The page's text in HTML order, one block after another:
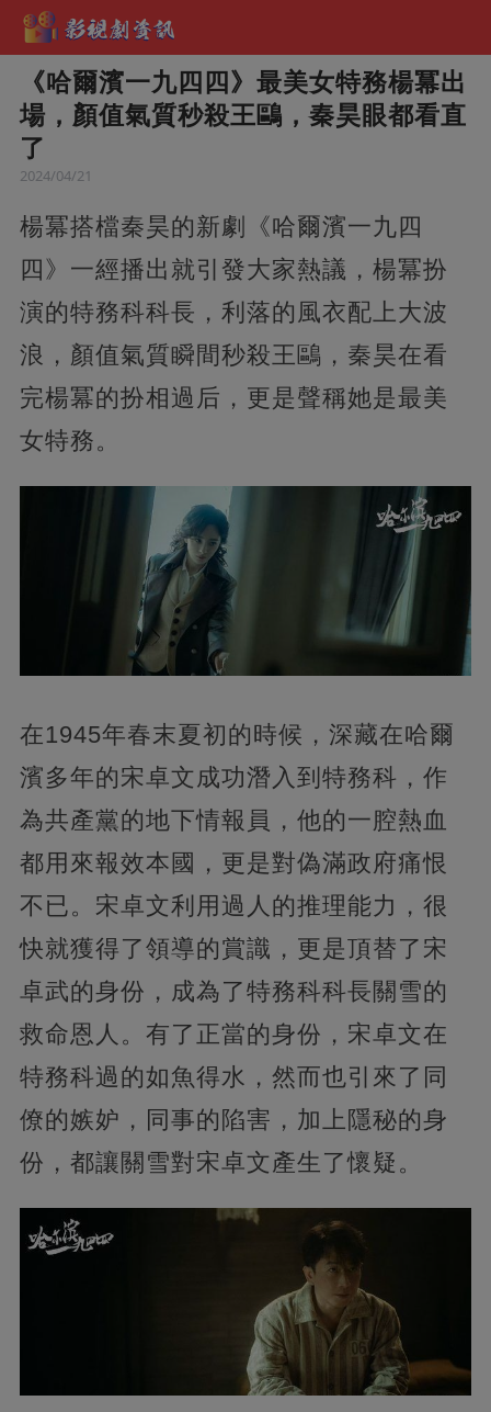
《哈爾濱一九四四》最美女特務楊冪出
場，顏值氣質秒殺王鷗，秦昊眼都看直
了
2024/04/21
楊冪搭檔秦昊的新劇《哈爾濱一九四
四》一經播出就引發大家熱議，楊冪扮
演的特務科科長，利落的風衣配上大波
浪，顏值氣質瞬間秒殺王鷗，秦昊在看
完楊冪的扮相過后，更是聲稱她是最美
女特務。
在1945年春末夏初的時候，深藏在哈爾
濱多年的宋卓文成功潛入到特務科，作
為共產黨的地下情報員，他的一腔熱血
都用來報效本國，更是對偽滿政府痛恨
不已。宋卓文利用過人的推理能力，很
快就獲得了領導的賞識，更是頂替了宋
卓武的身份，成為了特務科科長關雪的
救命恩人。有了正當的身份，宋卓文在
特務科過的如魚得水，然而也引來了同
僚的嫉妒，同事的陷害，加上隱秘的身
份，都讓關雪對宋卓文產生了懷疑。